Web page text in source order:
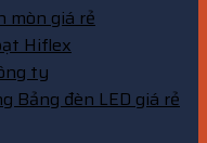
mòn giá rẻ
Hiflex
ty
Bảng đèn LED giá rẻ